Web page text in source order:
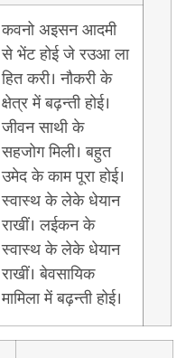
कवनो अइसन आदमी
से भेंट होई जे रउआ ला
हित करी। नौकरी के
क्षेत्र में बढ़न्ती होई।
जीवन साथी के
सहजोग मिली। बहुत
उमेद के काम पूरा होई।
स्वास्थ के लेके धेयान
राखीं। लईकन के
स्वास्थ के लेके धेयान
राखीं। बेवसायिक
मामिला में बढ़न्ती होई।